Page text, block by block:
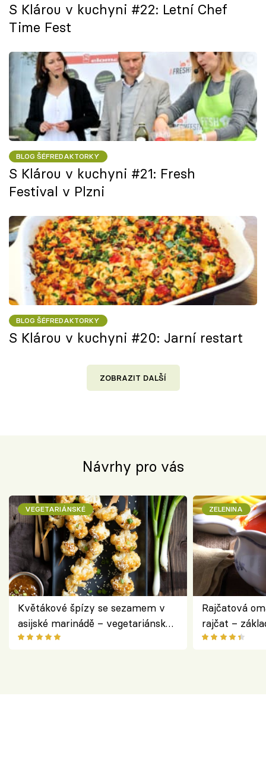
S Klárou v kuchyni #22: Letní Chef
Time Fest
BLOG ŠÉFREDAKTORKY
S Klárou v kuchyni #21: Fresh
Festival v Plzni
BLOG ŠÉFREDAKTORKY
S Klárou v kuchyni #20: Jarní restart
ZOBRAZIT DALŠÍ
Návrhy pro vás
VEGETARIÁNSKÉ
Květákové špízy se sezamem v
asijské marinádě – vegetariánská
chuťovka z grilu
ZELENINA
Rajčatová
rajčat –